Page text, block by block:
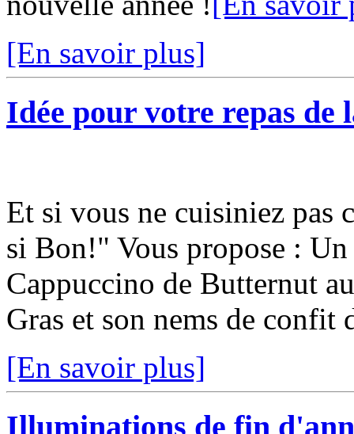
[En savoir plus]
Idée pour votre repas de
Et si vous ne cuisiniez pas
si Bon!" Vous propose :
Cappuccino de Butternut
Gras et son nems de confit
[En savoir plus]
Illuminations de fin